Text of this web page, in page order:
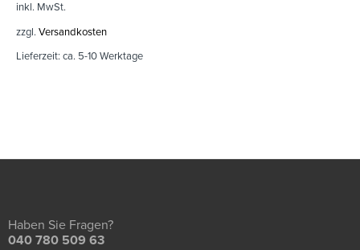
inkl. MwSt.
zzgl. Versandkosten
Lieferzeit: ca. 5-10 Werktage
Haben Sie Fragen?
040 780 509 63